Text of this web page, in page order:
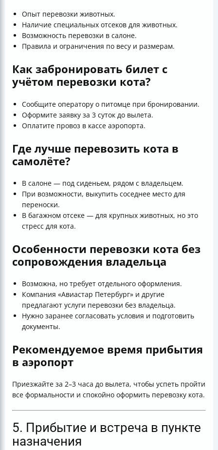
Опыт перевозки животных.
Наличие специальных отсеков для животных.
Возможность перевозки в салоне.
Правила и ограничения по весу и размерам.
Как забронировать билет с
учётом перевозки кота?
Сообщите оператору о питомце при бронировании.
Оформите заявку за 3 суток до вылета.
Оплатите провоз в кассе аэропорта.
Где лучше перевозить кота в
самолёте?
В салоне — под сиденьем, рядом с владельцем.
При возможности, выкупить соседнее место для
переноски.
В багажном отсеке — для крупных животных, но это
стресс для кота.
Особенности перевозки кота без
сопровождения владельца
Возможна, но требует отдельного оформления.
Компания «Авиастар Петербург» и другие
предлагают услуги перевозки без владельца.
Нужно заранее согласовать условия и подготовить
документы.
Рекомендуемое время прибытия
в аэропорт
Приезжайте за 2–3 часа до вылета, чтобы успеть пройти
все формальности и спокойно оформить перевозку кота.
5. Прибытие и встреча в пункте
назначения